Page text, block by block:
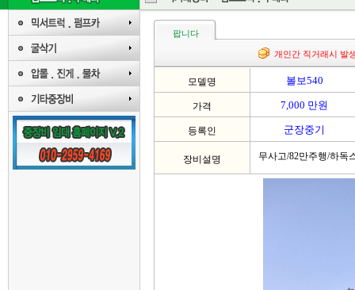
팝니다
개인간 직거래시 발
모델명 볼보540
가격 7,000 만원
등록인 군장중기
장비설명 무사고/82만주행/하독